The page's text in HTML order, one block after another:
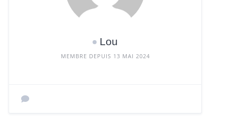
Lou
MEMBRE DEPUIS 13 MAI 2024